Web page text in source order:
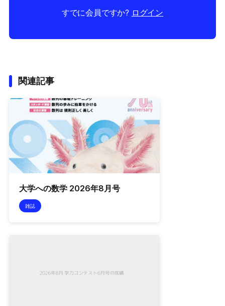
すでに会員ですか? ログイン
関連記事
大学への数学 2026年8月号
雑誌